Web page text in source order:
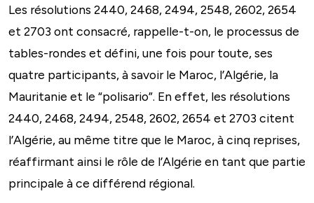
Les résolutions 2440, 2468, 2494, 2548, 2602, 2654
et 2703 ont consacré, rappelle-t-on, le processus de
tables-rondes et défini, une fois pour toute, ses
quatre participants, à savoir le Maroc, l’Algérie, la
Mauritanie et le “polisario”. En effet, les résolutions
2440, 2468, 2494, 2548, 2602, 2654 et 2703 citent
l’Algérie, au même titre que le Maroc, à cinq reprises,
réaffirmant ainsi le rôle de l’Algérie en tant que partie
principale à ce différend régional.